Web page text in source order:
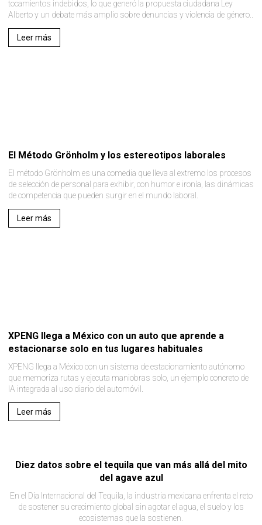
tocamientos indebidos, lo que generó la propuesta ciudadana Ley
Alberto y un debate más amplio sobre denuncias y violencia de género..
Leer más
El Método Grönholm y los estereotipos laborales
El método Grönholm es una comedia que lleva al extremo los procesos
de selección de personal para exhibir, con humor e ironía, las dinámicas
de competencia que pueden surgir en el mundo laboral.
Leer más
XPENG llega a México con un auto que aprende a
estacionarse solo en tus lugares habituales
XPENG llega a México con un sistema de estacionamiento autónomo
que memoriza rutas y ejecuta maniobras solo, un ejemplo concreto de
IA integrada al uso diario del automóvil.
Leer más
Diez datos sobre el tequila que van más allá del mito
del agave azul
En el Día Internacional del Tequila, la industria mexicana enfrenta el reto
de sostener su crecimiento global sin agotar el agua, el suelo y los
ecosistemas que la sostienen.